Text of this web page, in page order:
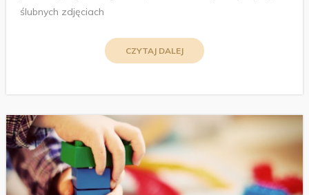
ślubnych zdjęciach
CZYTAJ DALEJ